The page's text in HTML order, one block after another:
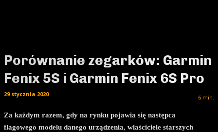
Porównanie zegarków: Garmin
Fenix 5S i Garmin Fenix 6S Pro
6 min.
29 stycznia 2020
Za każdym razem, gdy na rynku pojawia się następca
flagowego modelu danego urządzenia, właściciele starszych